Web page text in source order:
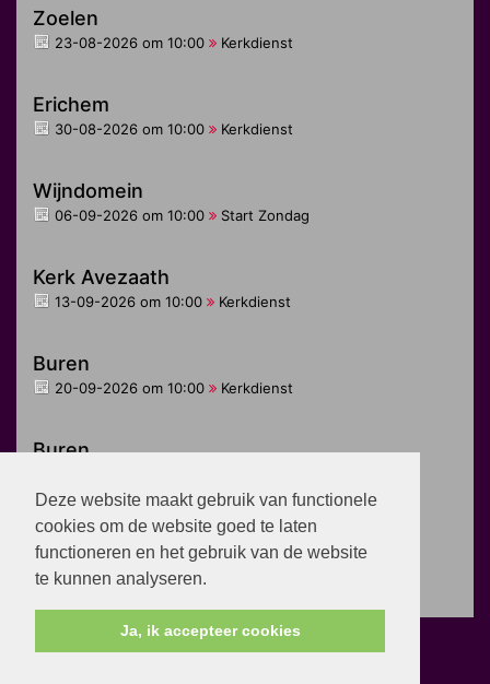
Deze website maakt gebruik van functionele
cookies om de website goed te laten
functioneren en het gebruik van de website
te kunnen analyseren.
Ja, ik accepteer cookies
Zoelen
23-08-2026 om 10:00 Kerkdienst
Erichem
30-08-2026 om 10:00 Kerkdienst
Wijndomein
06-09-2026 om 10:00 Start Zondag
Kerk Avezaath
13-09-2026 om 10:00 Kerkdienst
Buren
20-09-2026 om 10:00 Kerkdienst
Buren
Zoelen
27-09-2026 om 10:00 Kerkdienst